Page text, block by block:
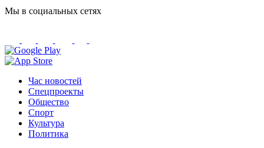
Мы в социальных сетях
Час новостей
Спецпроекты
Общество
Спорт
Культура
Политика